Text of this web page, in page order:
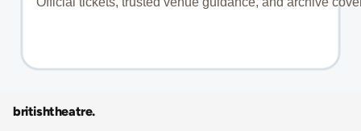
britishtheatre.